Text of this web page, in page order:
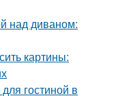
над диваном:
картины:
гостиной в